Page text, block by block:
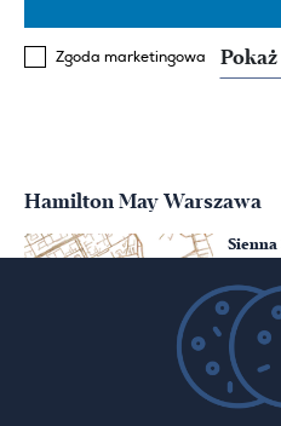
Zgoda marketingowa
Hamilton May Warszawa
(+48)